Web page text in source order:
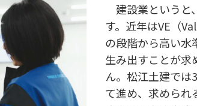
建設業というと
す。近年はVE（
の段階から高い水
生み出すことが求
ん。松江土建では
て進め、求められ